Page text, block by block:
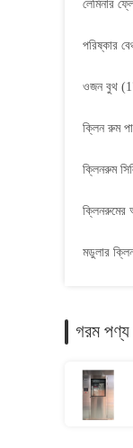
লেমিনার
পরিষ্কার
ওজন বুথ
ক্লিন রুম
ক্লিনরুম
ক্লিনরুমের
মডুলার
গরম পণ্য